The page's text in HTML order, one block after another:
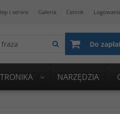
i serwis Galeria Cennik
Do
NARZĘDZIA